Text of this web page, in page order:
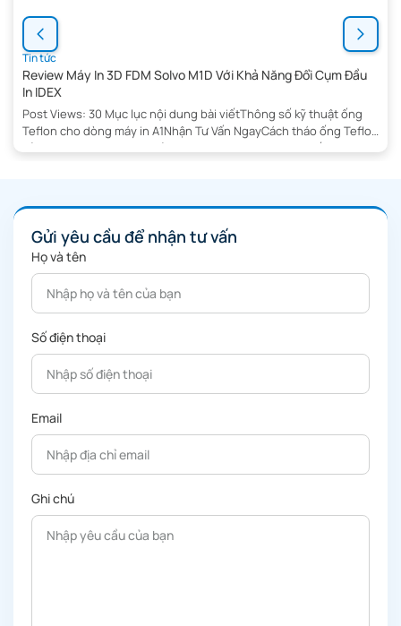
Tin tức
Review Máy In 3D FDM Solvo M1D Với Khả Năng Đổi Cụm Đầu
In IDEX
Post Views: 30 Mục lục nội dung bài viếtThông số kỹ thuật ống
Teflon cho dòng máy in A1Nhận Tư Vấn NgayCách tháo ống Teflon
của Bambu Lab A1 Mini khỏi filament hubDụng cụ khuyến
Gửi yêu cầu để nhận tư vấn
Họ và tên
Số điện thoại
Email
Ghi chú